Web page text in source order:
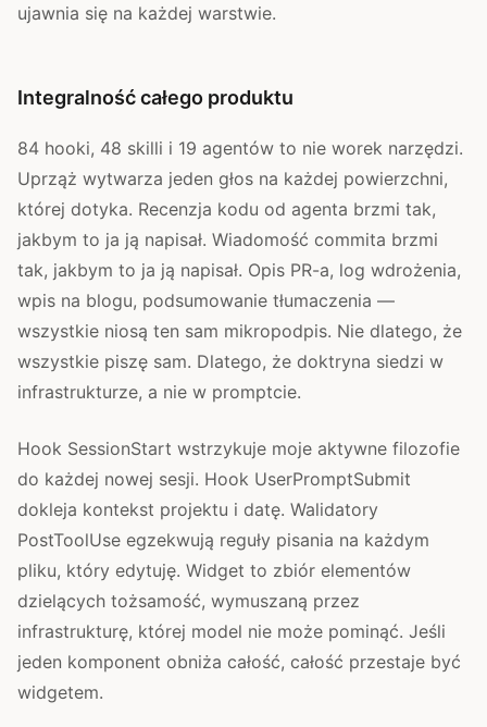
ujawnia się na każdej warstwie.
Integralność całego produktu
84 hooki, 48 skilli i 19 agentów to nie worek narzędzi.
Uprząż wytwarza jeden głos na każdej powierzchni,
której dotyka. Recenzja kodu od agenta brzmi tak,
jakbym to ja ją napisał. Wiadomość commita brzmi
tak, jakbym to ja ją napisał. Opis PR-a, log wdrożenia,
wpis na blogu, podsumowanie tłumaczenia —
wszystkie niosą ten sam mikropodpis. Nie dlatego, że
wszystkie piszę sam. Dlatego, że doktryna siedzi w
infrastrukturze, a nie w promptcie.
Hook SessionStart wstrzykuje moje aktywne filozofie
do każdej nowej sesji. Hook UserPromptSubmit
dokleja kontekst projektu i datę. Walidatory
PostToolUse egzekwują reguły pisania na każdym
pliku, który edytuję. Widget to zbiór elementów
dzielących tożsamość, wymuszaną przez
infrastrukturę, której model nie może pominąć. Jeśli
jeden komponent obniża całość, całość przestaje być
widgetem.